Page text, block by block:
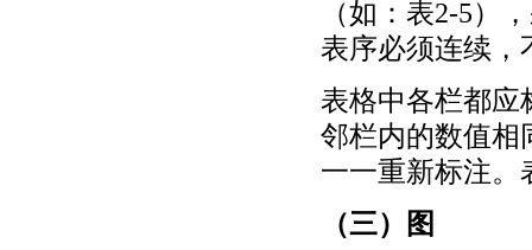
（如：表2-5）
表序必须连续，
表格中各栏都应
邻栏内的数值相
一一重新标注。
（三）图